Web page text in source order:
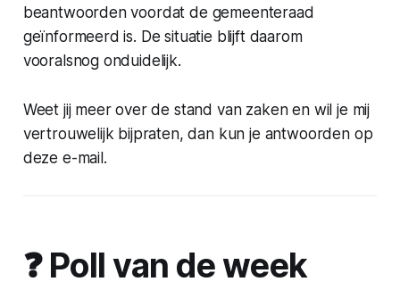
beantwoorden voordat de gemeenteraad
geïnformeerd is. De situatie blijft daarom
vooralsnog onduidelijk.
Weet jij meer over de stand van zaken en wil je mij
vertrouwelijk bijpraten, dan kun je antwoorden op
deze e-mail.
❓️ Poll van de week